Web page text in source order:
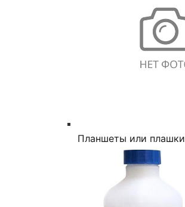
Планшеты или плашки